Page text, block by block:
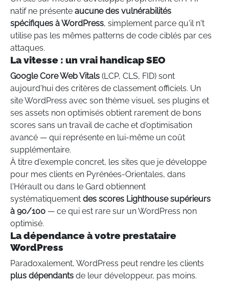
natif ne présente aucune des vulnérabilités
spécifiques à WordPress, simplement parce qu'il n't
utilise pas les mêmes patterns de code ciblés par ces
attaques.
La vitesse : un vrai handicap SEO
Google Core Web Vitals (LCP, CLS, FID) sont
aujourd'hui des critères de classement officiels. Un
site WordPress avec son thème visuel, ses plugins et
ses assets non optimisés obtient rarement de bons
scores sans un travail de cache et d'optimisation
avancé — qui représente en lui-même un coût
supplémentaire.
À titre d'exemple concret, les sites que je développe
pour mes clients en Pyrénées-Orientales, dans
l'Hérault ou dans le Gard obtiennent
systématiquement des scores Lighthouse supérieurs
à 90/100 — ce qui est rare sur un WordPress non
optimisé.
La dépendance à votre prestataire
WordPress
Paradoxalement, WordPress peut rendre les clients
plus dépendants de leur développeur, pas moins.